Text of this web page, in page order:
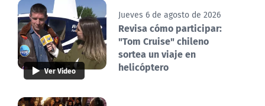
Ver Video
Jueves 6 de agosto de 2026
Revisa cómo participar:
"Tom Cruise" chileno
sortea un viaje en
helicóptero